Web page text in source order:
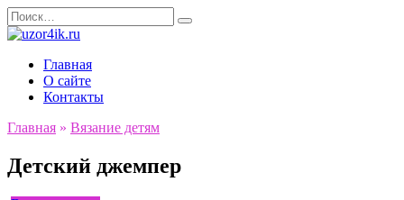
Перейти
к
Search
for:
Главная
О сайте
Контакты
Главная » Вязание детям
Детский джемпер